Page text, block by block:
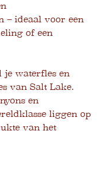
– ideaal voor een
of een
je waterfles en
van Salt Lake.
en
liggen op
van het